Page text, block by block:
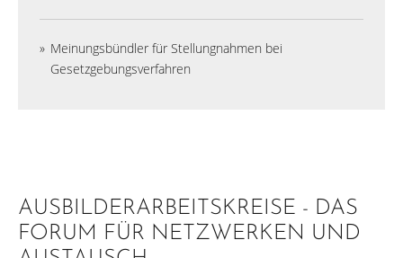
Meinungsbündler für Stellungnahmen bei
Gesetzgebungsverfahren
AUSBILDERARBEITSKREISE - DAS
FORUM FÜR NETZWERKEN UND